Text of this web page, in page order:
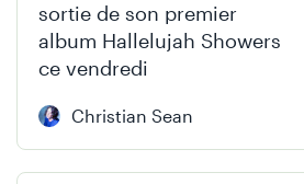
sortie de son premier
album Hallelujah Showers
ce vendredi
Christian Sean